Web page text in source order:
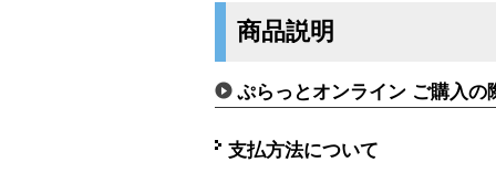
商品説明
ぷらっとオンライン ご購入の
支払方法について